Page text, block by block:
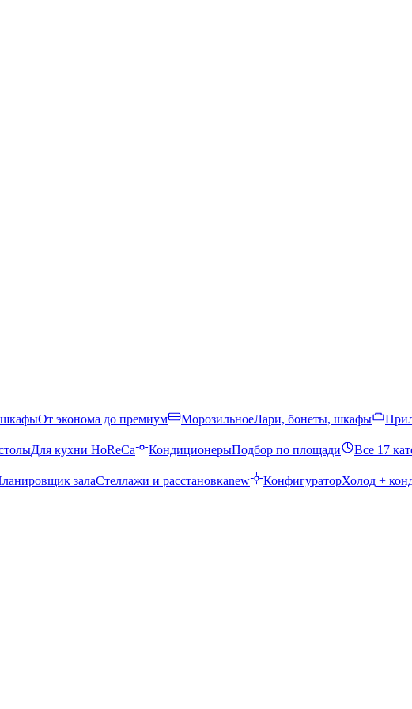
шкафыОт эконома до премиум МорозильноеЛари, бонеты, шкафы
Для кухни HoReCa КондиционерыПодбор по площади Все 17
залаСтеллажи и расстановкаnew КонфигураторХолод +